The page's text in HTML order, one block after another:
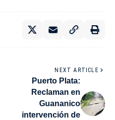
NEXT ARTICLE
Puerto Plata:
Reclaman en
Guananico
intervención de